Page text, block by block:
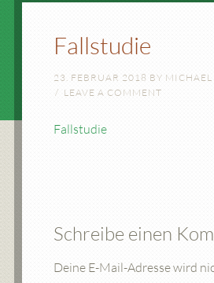
Fallstudie
23. FEBRUAR 2018 BY
LEAVE A COMMENT
Fallstudie
Schreibe einen
Deine E-Mail-Adresse wird